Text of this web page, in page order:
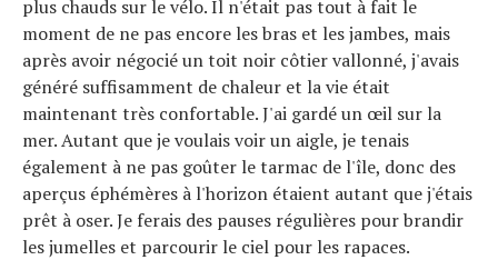
plus chauds sur le vélo. Il n'était pas tout à fait le
moment de ne pas encore les bras et les jambes, mais
après avoir négocié un toit noir côtier vallonné, j'avais
généré suffisamment de chaleur et la vie était
maintenant très confortable. J'ai gardé un œil sur la
mer. Autant que je voulais voir un aigle, je tenais
également à ne pas goûter le tarmac de l'île, donc des
aperçus éphémères à l'horizon étaient autant que j'étais
prêt à oser. Je ferais des pauses régulières pour brandir
les jumelles et parcourir le ciel pour les rapaces.